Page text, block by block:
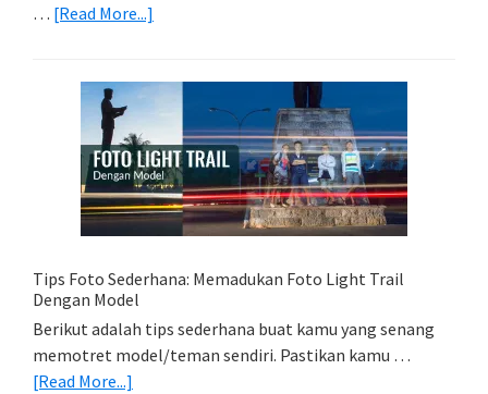
… [Read More...]
Memori
Tepat
Untuk
Kamera
Kamu
Tips Foto Sederhana: Memadukan Foto Light Trail
Dengan Model
Berikut adalah tips sederhana buat kamu yang senang
memotret model/teman sendiri. Pastikan kamu …
[Read More...]